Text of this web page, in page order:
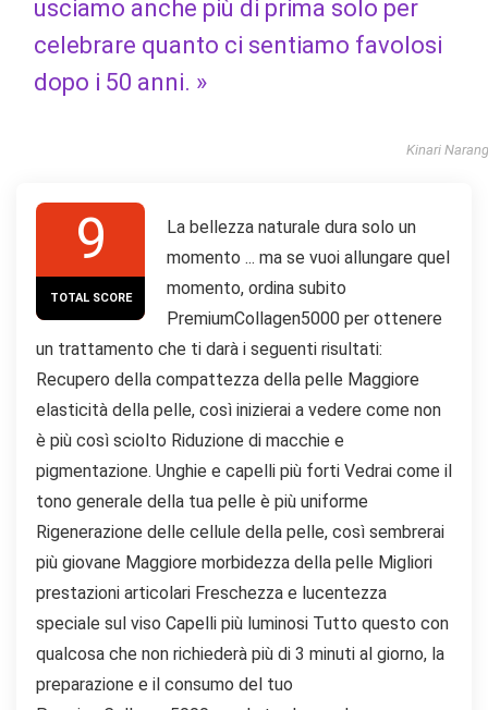
usciamo anche più di prima solo per
celebrare quanto ci sentiamo favolosi
dopo i 50 anni. »
Kinari Narang
9
TOTAL SCORE
La bellezza naturale dura solo un
momento ... ma se vuoi allungare quel
momento, ordina subito
PremiumCollagen5000 per ottenere
un trattamento che ti darà i seguenti risultati:
Recupero della compattezza della pelle Maggiore
elasticità della pelle, così inizierai a vedere come non
è più così sciolto Riduzione di macchie e
pigmentazione. Unghie e capelli più forti Vedrai come il
tono generale della tua pelle è più uniforme
Rigenerazione delle cellule della pelle, così sembrerai
più giovane Maggiore morbidezza della pelle Migliori
prestazioni articolari Freschezza e lucentezza
speciale sul viso Capelli più luminosi Tutto questo con
qualcosa che non richiederà più di 3 minuti al giorno, la
preparazione e il consumo del tuo